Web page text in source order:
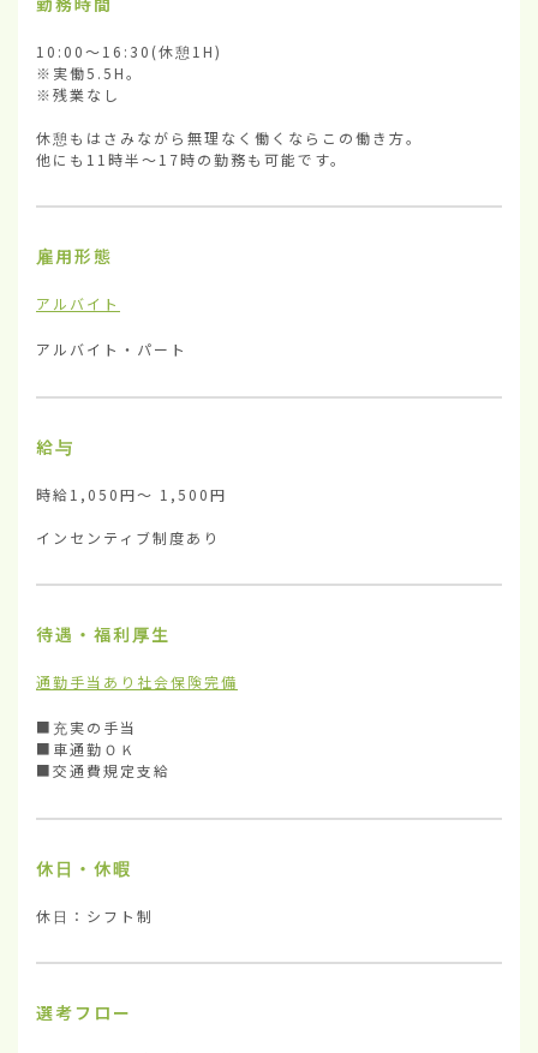
10:00〜16:30(休憩1H)
※実働5.5H。
※残業なし
休憩もはさみながら無理なく働くならこの働き方。
他にも11時半〜17時の勤務も可能です。
雇用形態
アルバイト
アルバイト・パート
給与
時給1,050円〜 1,500円
インセンティブ制度あり
待遇・福利厚生
通勤手当あり 社会保険完備
■充実の手当
■車通勤ＯＫ
■交通費規定支給
休日・休暇
休日：シフト制
選考フロー